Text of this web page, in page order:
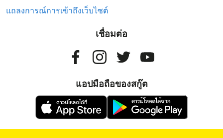
แถลงการณ์การเข้าถึงเว็บไซต์
เชื่อมต่อ
แอปมือถือของสกู๊ต